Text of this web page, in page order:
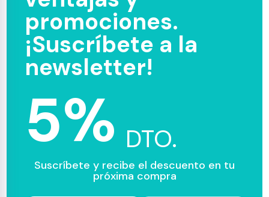
promociones.
¡Suscríbete a la
newsletter!
5% DTO.
Suscríbete y recibe el descuento en tu
próxima compra